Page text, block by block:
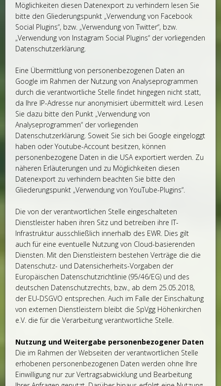
Möglichkeiten diesen Datenexport zu verhindern lesen Sie
bitte den Gliederungspunkt „Verwendung von Facebook
Social Plugins“, bzw. „Verwendung von Twitter“, bzw.
„Verwendung von Instagram Social Plugins“ der vorliegenden
Datenschutzerklärung.
Eine Übermittlung von personenbezogenen Daten an
Google im Rahmen der Nutzung von Analyseprogrammen
durch die verantwortliche Stelle findet hingegen nicht statt,
da Ihre IP-Adresse nur anonymisiert übermittelt wird. Lesen
Sie dazu bitte den Punkt „Verwendung von
Analyseprogrammen“ der vorliegenden
Datenschutzerklärung. Soweit Sie sich bei Google eingeloggt
haben oder Youtube-Account besitzen, können
personenbezogene Daten in die USA exportiert werden. Zu
näheren Erläuterungen und zu Möglichkeiten diesen
Datenexport zu verhindern beachten Sie bitte den
Gliederungspunkt „Verwendung von YouTube-Plugins“.
Die von der verantwortlichen Stelle eingeschalteten
Dienstleister haben ihren Sitz und betreiben ihre IT-
Infrastruktur ausschließlich innerhalb des EWR. Dies gilt
auch für eine eventuelle Nutzung von Cloud-basierenden
Diensten. Mit den Dienstleistern bestehen Verträge die die
Datenschutz- und Datensicherheits-Vorgaben der
Europäischen Datenschutzrichtlinie (95/46/EG) und des
deutschen Datenschutzrechts, bzw., ab dem 25.05.2018,
der EU-DSGVO entsprechen. Auch im Falle der Einschaltung
von externen Dienstleistern bleibt die SpVgg Höhenkirchen
e.V. die für die Verarbeitung verantwortliche Stelle.
Nutzung und Weitergabe personenbezogener Daten
Die im Rahmen der Webseiten der verantwortlichen Stelle
erhobenen personenbezogenen Daten werden ohne Ihre
Einwilligung nur zur Vertragsabwicklung und Bearbeitung